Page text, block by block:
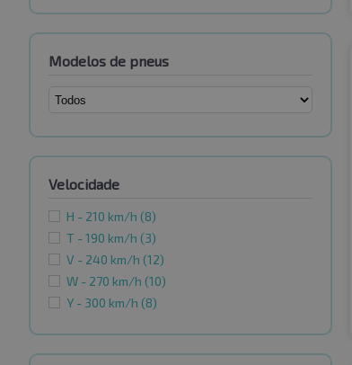
Modelos de pneus
Velocidade
H - 210 km/h (8)
T - 190 km/h (3)
V - 240 km/h (12)
W - 270 km/h (10)
Y - 300 km/h (8)